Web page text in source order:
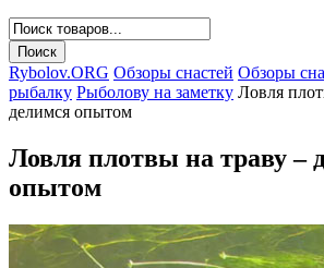
Rybolov.ORG Обзоры снастей Обзоры
рыбалку Рыболову на заметку Ловля
делимся опытом
Ловля плотвы на траву –
опытом